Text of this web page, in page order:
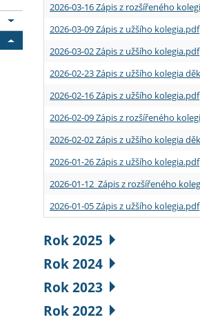
2026-03-16 Zápis z rozšířeného
2026-03-09 Zápis z užšího kolegia.pdf
2026-03-02 Zápis z užšího kolegia.pdf
2026-02-23 Zápis z užšího kolegia
2026-02-16 Zápis z užšího kolegia.pdf
2026-02-09 Zápis z rozšířeného
2026-02-02 Zápis z užšího kolegia
2026-01-26 Zápis z užšího kolegia.pdf
2026-01-12 Zápis z rozšířeného
2026-01-05 Zápis z užšího kolegia.pdf
Rok 2025
Rok 2024
Rok 2023
Rok 2022